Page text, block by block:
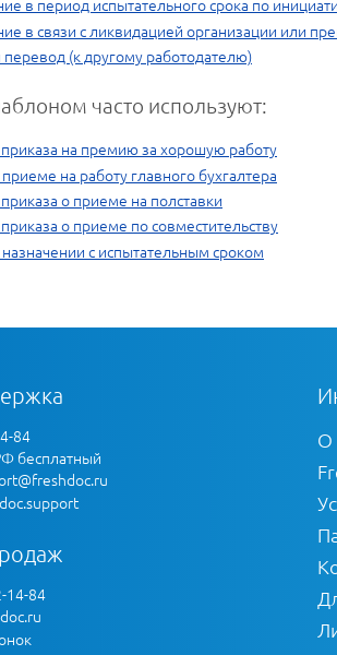
в период испытательного срока по
в связи с ликвидацией организации или
(к другому работодателю)
часто используют:
на премию за хорошую работу
на работу главного бухгалтера
о приеме на полставки
о приеме по совместительству
с испытательным сроком
84
бесплатный
14-84
О